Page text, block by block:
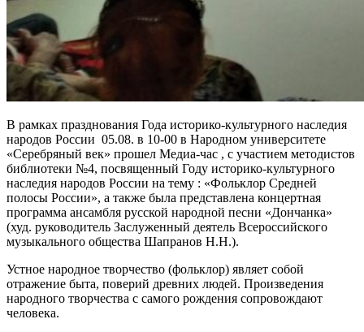
В рамках празднования Года историко-культурного наследия
народов России 05.08. в 10-00 в Народном университете
«Серебряный век» прошел Медиа-час , с участием методистов
библиотеки №4, посвященный Году историко-культурного
наследия народов России на тему : «Фольклор Средней
полосы России», а также была представлена концертная
программа ансамбля русской народной песни «Дончанка»
(худ. руководитель Заслуженный деятель Всероссийского
музыкального общества Шапранов Н.Н.).
Устное народное творчество (фольклор) являет собой
отражение быта, поверий древних людей. Произведения
народного творчества с самого рождения сопровождают
человека.